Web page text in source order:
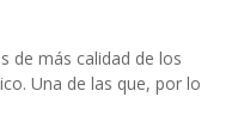
de más calidad de los
Una de las que, por lo